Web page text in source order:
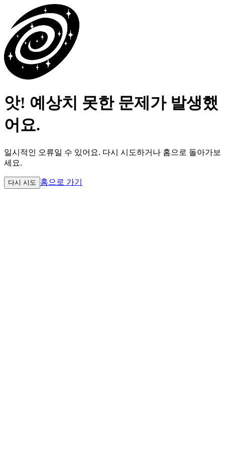
앗! 예상치 못한 문제가 발생했
어요.
일시적인 오류일 수 있어요. 다시 시도하거나 홈으로 돌아가보
세요.
다시 시도 홈으로 가기